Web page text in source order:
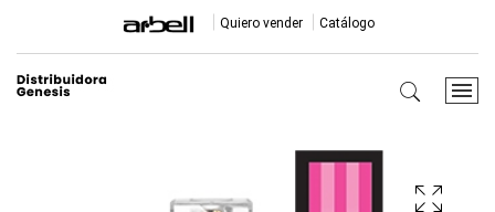
Quiero vender Catálogo